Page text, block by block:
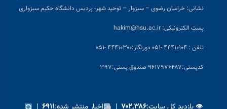
نشانی: خراسان رضوی – سبزوار – توحید شهر- پردیس دانشگاه حکیم سبزواری
پست الکترونیکی: hakim@hsu.ac.ir
تلفن : ۴۴۴۱۰۱۰۴ -۰۵۱ دورنگار:۴۴۴۱۰۳۰۰ -۰۵۱
کدپستی:۹۶۱۷۹۷۶۴۸۷ صندوق پستی:۳۹۷